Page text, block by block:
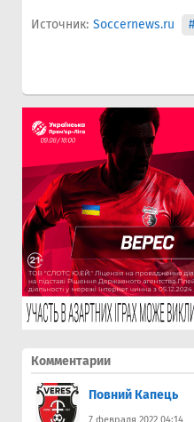
Источник: Soccernews.ru
Комментарии
Повний Капець
7 февраля 2022 04:14